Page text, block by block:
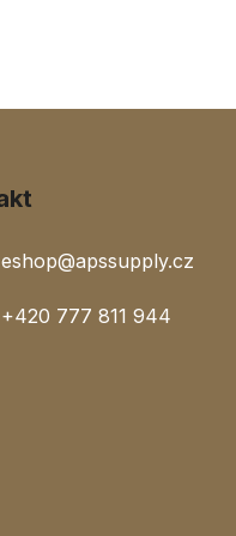
eshop@apssupply.cz
+420 777 811 944